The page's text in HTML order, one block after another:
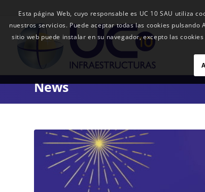
News
Esta página Web, cuyo responsable es UC 10 SAU utiliza
nuestros servicios. Puede aceptar todas las cookies pulsando
sitio web puede instalar en su navegador, excepto las